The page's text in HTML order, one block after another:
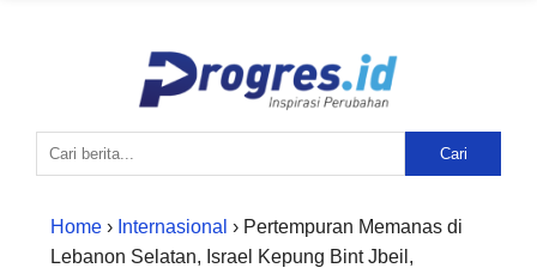
Cari
Home › Internasional › Pertempuran Memanas di
Lebanon Selatan, Israel Kepung Bint Jbeil,